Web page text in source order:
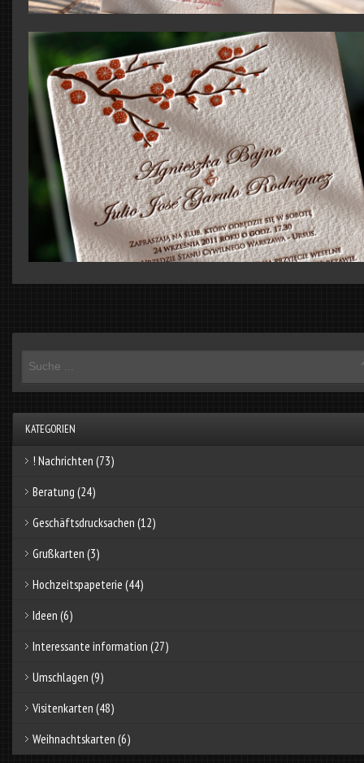
KATEGORIEN
! Nachrichten (73)
Beratung (24)
Geschäftsdrucksachen (12)
Grußkarten (3)
Hochzeitspapeterie (44)
Ideen (6)
Interessante information (27)
Umschlagen (9)
Visitenkarten (48)
Weihnachtskarten (6)